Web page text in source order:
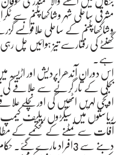
مشرقی ساحلی شہر وشاکھاپٹنم سے
گھنٹے کی رفتارسے تیز ہوائیں
ہے۔
اس دوران آندھراپردیش اور
بجلی کے تار گرنے سے علاقے کی
اونچی لہریں اٹھیں گی اور نچلے
ریاستوں میں سیکڑوں ریلیف
آفات سے نمٹنے کے محکمے کے